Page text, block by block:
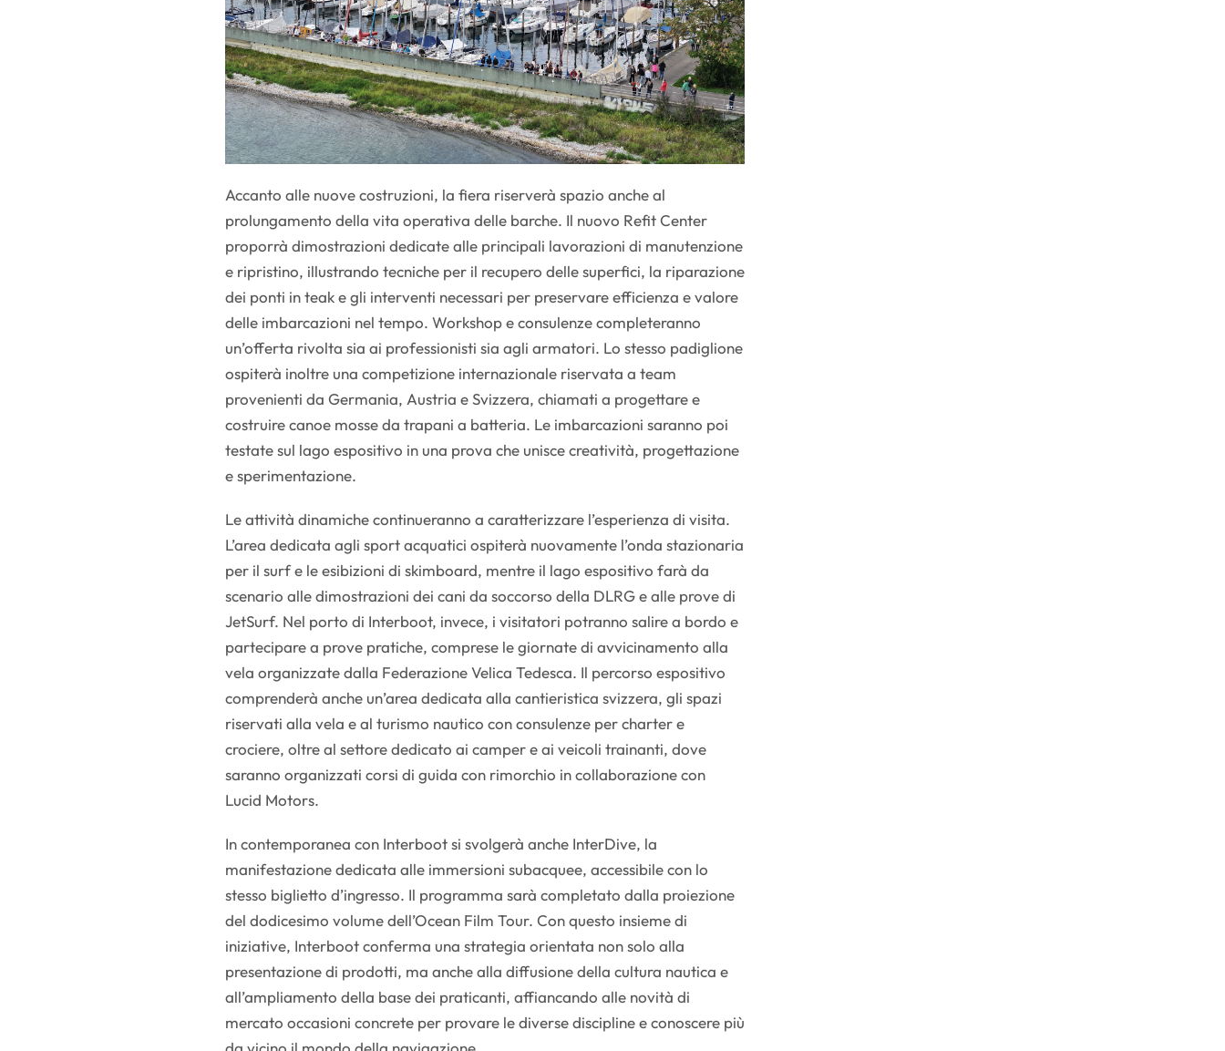
Accanto alle nuove costruzioni, la fiera riserverà spazio anche al
prolungamento della vita operativa delle barche. Il nuovo Refit Center
proporrà dimostrazioni dedicate alle principali lavorazioni di manutenzione
e ripristino, illustrando tecniche per il recupero delle superfici, la riparazione
dei ponti in teak e gli interventi necessari per preservare efficienza e valore
delle imbarcazioni nel tempo. Workshop e consulenze completeranno
un’offerta rivolta sia ai professionisti sia agli armatori. Lo stesso padiglione
ospiterà inoltre una competizione internazionale riservata a team
provenienti da Germania, Austria e Svizzera, chiamati a progettare e
costruire canoe mosse da trapani a batteria. Le imbarcazioni saranno poi
testate sul lago espositivo in una prova che unisce creatività, progettazione
e sperimentazione.
Le attività dinamiche continueranno a caratterizzare l’esperienza di visita.
L’area dedicata agli sport acquatici ospiterà nuovamente l’onda stazionaria
per il surf e le esibizioni di skimboard, mentre il lago espositivo farà da
scenario alle dimostrazioni dei cani da soccorso della DLRG e alle prove di
JetSurf. Nel porto di Interboot, invece, i visitatori potranno salire a bordo e
partecipare a prove pratiche, comprese le giornate di avvicinamento alla
vela organizzate dalla Federazione Velica Tedesca. Il percorso espositivo
comprenderà anche un’area dedicata alla cantieristica svizzera, gli spazi
riservati alla vela e al turismo nautico con consulenze per charter e
crociere, oltre al settore dedicato ai camper e ai veicoli trainanti, dove
saranno organizzati corsi di guida con rimorchio in collaborazione con
Lucid Motors.
In contemporanea con Interboot si svolgerà anche InterDive, la
manifestazione dedicata alle immersioni subacquee, accessibile con lo
stesso biglietto d’ingresso. Il programma sarà completato dalla proiezione
del dodicesimo volume dell’Ocean Film Tour. Con questo insieme di
iniziative, Interboot conferma una strategia orientata non solo alla
presentazione di prodotti, ma anche alla diffusione della cultura nautica e
all’ampliamento della base dei praticanti, affiancando alle novità di
mercato occasioni concrete per provare le diverse discipline e conoscere più